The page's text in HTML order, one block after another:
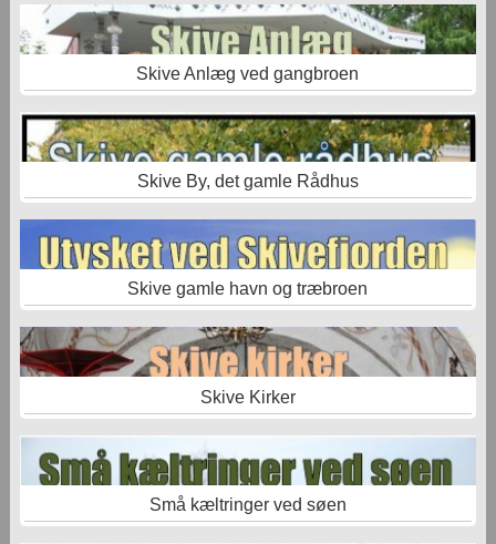
Skive Anlæg ved gangbroen
Skive By, det gamle Rådhus
Skive gamle havn og træbroen
Skive Kirker
Små kæltringer ved søen